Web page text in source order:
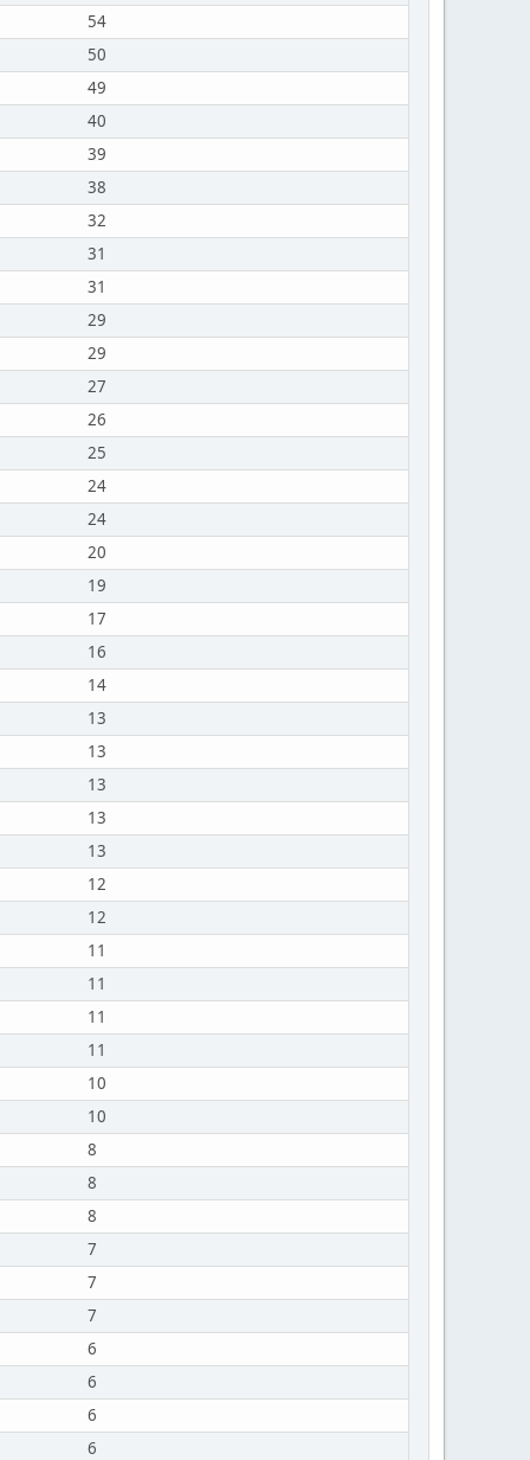
54
50
49
40
39
38
32
31
31
29
29
27
26
25
24
24
20
19
17
16
14
13
13
13
13
13
12
12
11
11
11
11
10
10
8
8
8
7
7
7
6
6
6
6